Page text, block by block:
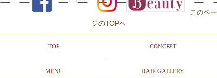
このペー
ジのTOPへ
TOP CONCEPT
MENU HAIR GALLERY